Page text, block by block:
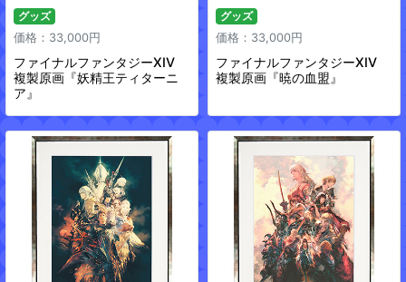
グッズ
価格：33,000円
ファイナルファンタジーXIV
複製原画『妖精王ティターニ
ア』
グッズ
価格：33,000円
ファイナルファンタジーXIV
複製原画『暁の血盟』